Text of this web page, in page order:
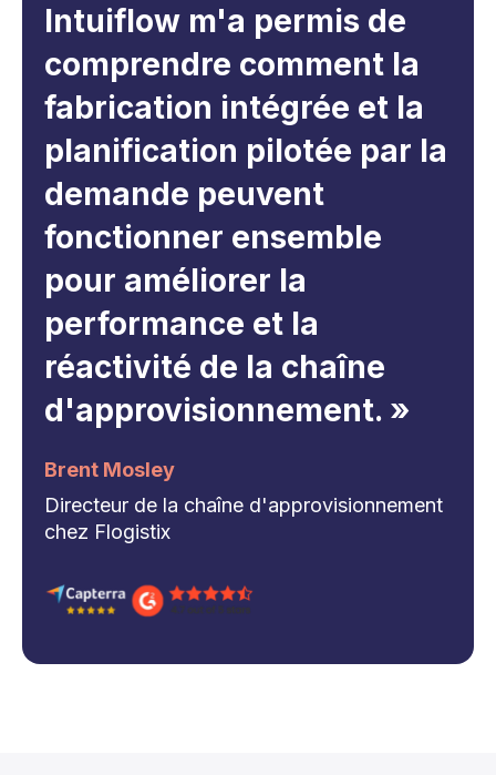
Intuiflow m'a permis de
comprendre comment la
fabrication intégrée et la
planification pilotée par la
demande peuvent
fonctionner ensemble
pour améliorer la
performance et la
réactivité de la chaîne
d'approvisionnement. »
Brent Mosley
Directeur de la chaîne d'approvisionnement
chez Flogistix